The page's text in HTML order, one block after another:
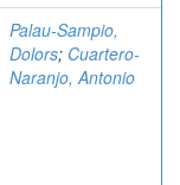
Palau-Sampio,
Dolors; Cuartero-
Naranjo, Antonio